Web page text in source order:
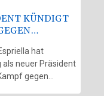
KÜNDIGT
hat
neuer Präsident
gegen